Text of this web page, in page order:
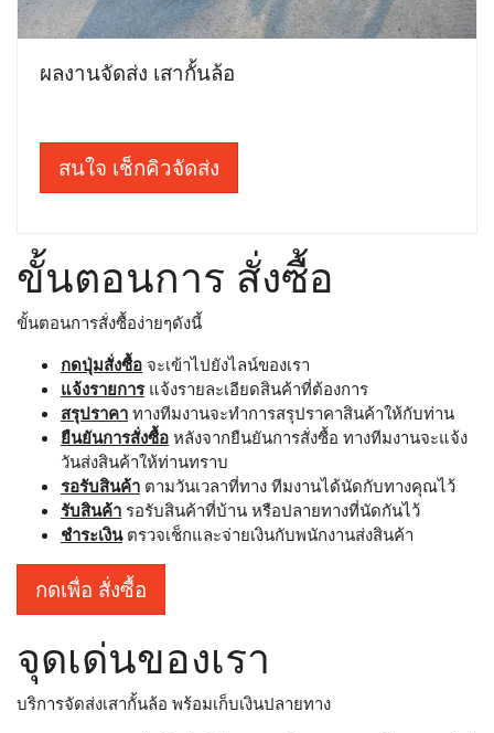
ผลงานจัดส่ง เสากั้นล้อ
สนใจ เช็กคิวจัดส่ง
ขั้นตอนการ สั่งซื้อ
ขั้นตอนการสั่งซื้อง่ายๆดังนี้
กดปุ่มสั่งซื้อ จะเข้าไปยังไลน์ของเรา
แจ้งรายการแจ้งรายละเอียดสินค้าที่ต้องการ
สรุปราคา ทางทีมงานจะทำการสรุปราคาสินค้าให้กับท่าน
ยืนยันการสั่งซื้อ หลังจากยืนยันการสั่งซื้อ ทางทีมงานจะแจ้ง
วันส่งสินค้าให้ท่านทราบ
รอรับสินค้า ตามวันเวลาที่ทาง ทีมงานได้นัดกับทางคุณไว้
รับสินค้า รอรับสินค้าที่บ้าน หรือปลายทางที่นัดกันไว้
ชำระเงินตรวจเช็กและจ่ายเงินกับพนักงานส่งสินค้า
กดเพื่อ สั่งซื้อ
จุดเด่นของเรา
บริการจัดส่งเสากั้นล้อ พร้อมเก็บเงินปลายทาง